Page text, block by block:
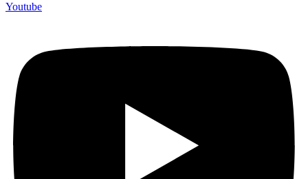
Youtube